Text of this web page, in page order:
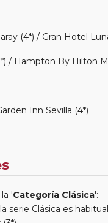
(4*) / Gran Hotel
/ Hampton By Hilton
Inn Sevilla (4*)
'Categoría Clásica':
serie Clásica es